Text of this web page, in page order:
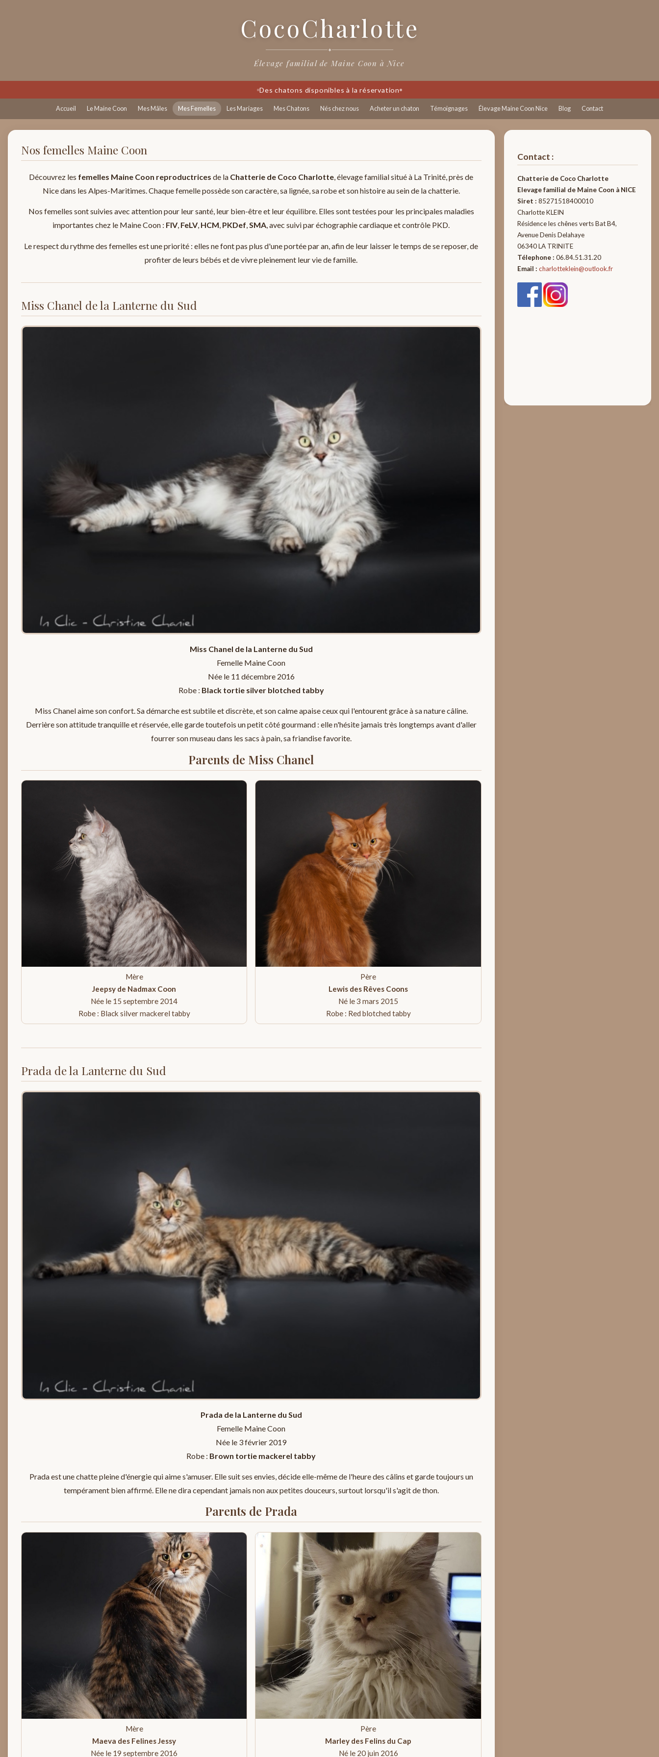
CocoCharlotte
✦
Élevage familial de Maine Coon à Nice
Des chatons disponibles à la réservation
Accueil Le Maine Coon Mes Mâles Mes Femelles Les Mariages Mes Chatons Nés chez nous Acheter un chaton Témoignages Élevage Maine Coon Nice Blog Contact
Nos femelles Maine Coon
Découvrez les femelles Maine Coon reproductrices de la Chatterie de Coco Charlotte , élevage familial situé à La Trinité, près de
Nice dans les Alpes-Maritimes. Chaque femelle possède son caractère, sa lignée, sa robe et son histoire au sein de la chatterie.
Nos femelles sont suivies avec attention pour leur santé, leur bien-être et leur équilibre. Elles sont testées pour les principales maladies
importantes chez le Maine Coon : FIV, FeLV, HCM, PKDef,SMA, avec suivi par échographie cardiaque et contrôle PKD.
Le respect du rythme des femelles est une priorité : elles ne font pas plus d'une portée par an, afin de leur laisser le temps de se reposer, de
profiter de leurs bébés et de vivre pleinement leur vie de famille.
Miss Chanel de la Lanterne du Sud
Miss Chanel de la Lanterne du Sud
Femelle Maine Coon
Née le 11 décembre 2016
Robe : Black tortie silver blotched tabby
Miss Chanel aime son confort. Sa démarche est subtile et discrète, et son calme apaise ceux qui l'entourent grâce à sa nature câline.
Derrière son attitude tranquille et réservée, elle garde toutefois un petit côté gourmand : elle n'hésite jamais très longtemps avant d'aller
fourrer son museau dans les sacs à pain, sa friandise favorite.
Parents de Miss Chanel
Mère
Jeepsy de Nadmax Coon
Née le 15 septembre 2014
Robe : Black silver mackerel tabby
Père
Lewis des Rêves Coons
Né le 3 mars 2015
Robe : Red blotched tabby
Prada de la Lanterne du Sud
Prada de la Lanterne du Sud
Femelle Maine Coon
Née le 3 février 2019
Robe : Brown tortie mackerel tabby
Prada est une chatte pleine d'énergie qui aime s'amuser. Elle suit ses envies, décide elle-même de l'heure des câlins et garde toujours un
tempérament bien affirmé. Elle ne dira cependant jamais non aux petites douceurs, surtout lorsqu'il s'agit de thon.
Parents de Prada
Mère
Maeva des Felines Jessy
Née le 19 septembre 2016
Père
Marley des Felins du Cap
Né le 20 juin 2016
Contact :
Chatterie de Coco Charlotte
Elevage familial de Maine Coon à NICE
Siret : 85271518400010
Charlotte KLEIN
Résidence les chênes verts Bat B4,
Avenue Denis Delahaye
06340 LA TRINITE
Télephone : 06.84.51.31.20
Email : charlotteklein@outlook.fr